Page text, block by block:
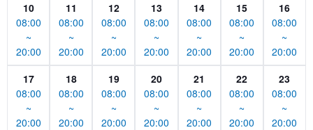
10
08:00
~
20:00
11
08:00
~
20:00
12
08:00
~
20:00
13
08:00
~
20:00
14
08:00
~
20:00
15
08:00
~
20:00
16
08:00
~
20:00
17
08:00
~
20:00
18
08:00
~
20:00
19
08:00
~
20:00
20
08:00
~
20:00
21
08:00
~
20:00
22
08:00
~
20:00
23
08:00
~
20:00